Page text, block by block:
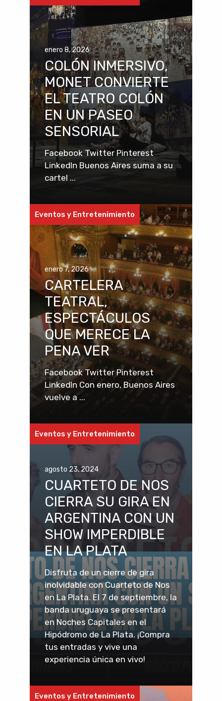
enero 8, 2026
COLÓN INMERSIVO,
MONET CONVIERTE
EL TEATRO COLÓN
EN UN PASEO
SENSORIAL
Facebook Twitter Pinterest
LinkedIn Buenos Aires suma a su
cartel ...
Eventos y Entretenimiento
enero 7, 2026
CARTELERA
TEATRAL,
ESPECTÁCULOS
QUE MERECE LA
PENA VER
Facebook Twitter Pinterest
LinkedIn Con enero, Buenos Aires
vuelve a ...
Eventos y Entretenimiento
agosto 23, 2024
CUARTETO DE NOS
CIERRA SU GIRA EN
ARGENTINA CON UN
SHOW IMPERDIBLE
EN LA PLATA
Disfruta de un cierre de gira
inolvidable con Cuarteto de Nos
en La Plata. El 7 de septiembre, la
banda uruguaya se presentará
en Noches Capitales en el
Hipódromo de La Plata. ¡Compra
tus entradas y vive una
experiencia única en vivo!
Eventos y Entretenimiento